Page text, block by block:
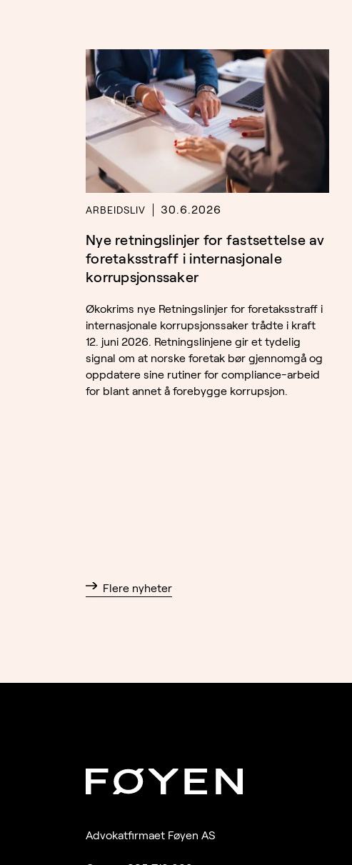
ARBEIDSLIV 30.6.2026
Nye retningslinjer for fastsettelse av
foretaksstraff i internasjonale
korrupsjonssaker
Økokrims nye Retningslinjer for foretaksstraff i
internasjonale korrupsjonssaker trådte i kraft
12. juni 2026. Retningslinjene gir et tydelig
signal om at norske foretak bør gjennomgå og
oppdatere sine rutiner for compliance-arbeid
for blant annet å forebygge korrupsjon.
Flere nyheter
Advokatfirmaet Føyen AS